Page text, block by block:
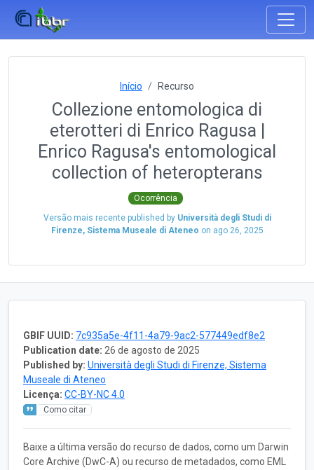
Início Recurso
Collezione entomologica di
eterotteri di Enrico Ragusa |
Enrico Ragusa's entomological
collection of heteropterans
Ocorrência
Versão mais recente published by Università degli Studi di
Firenze, Sistema Museale di Ateneo on ago 26, 2025
GBIF UUID: 7c935a5e-4f11-4a79-9ac2-577449edf8e2
Publication date: 26 de agosto de 2025
Published by: Università degli Studi di Firenze, Sistema
Museale di Ateneo
Licença: CC-BY-NC 4.0
Como citar
Baixe a última versão do recurso de dados, como um Darwin
Core Archive (DwC-A) ou recurso de metadados, como EML